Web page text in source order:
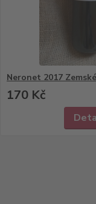
Neronet 2017
170 Kč